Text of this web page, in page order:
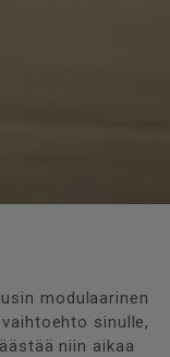
modulaarinen
sinulle,
niin aikaa